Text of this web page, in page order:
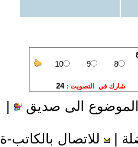
الى صديق
للاتصال بالكاتب-ة